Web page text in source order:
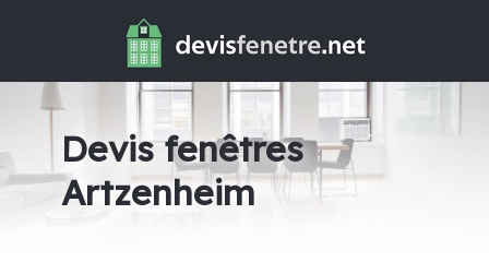
Devis fenêtres
Artzenheim